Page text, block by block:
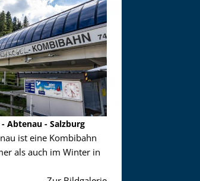
Abtenau - Salzburg
ist eine Kombibahn
als auch im Winter in